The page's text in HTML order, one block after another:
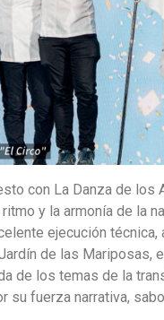
con La Danza de
y la armonía de la
ejecución
de las Mariposas,
de los temas de la
su fuerza narrativa,